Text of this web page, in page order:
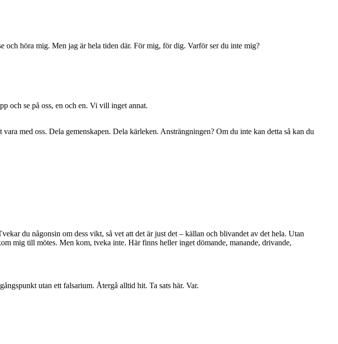
och höra mig. Men jag är hela tiden där. För mig, för dig. Varför ser du inte mig?
och se på oss, en och en. Vi vill inget annat.
med oss. Dela gemenskapen. Dela kärleken. Ansträngningen? Om du inte kan detta så kan du
du någonsin om dess vikt, så vet att det är just det – källan och blivandet av det hela. Utan
mig till mötes. Men kom, tveka inte. Här finns heller inget dömande, manande, drivande,
utan ett falsarium. Återgå alltid hit. Ta sats här. Var.